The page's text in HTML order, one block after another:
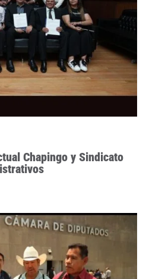
Chapingo y Sindicato